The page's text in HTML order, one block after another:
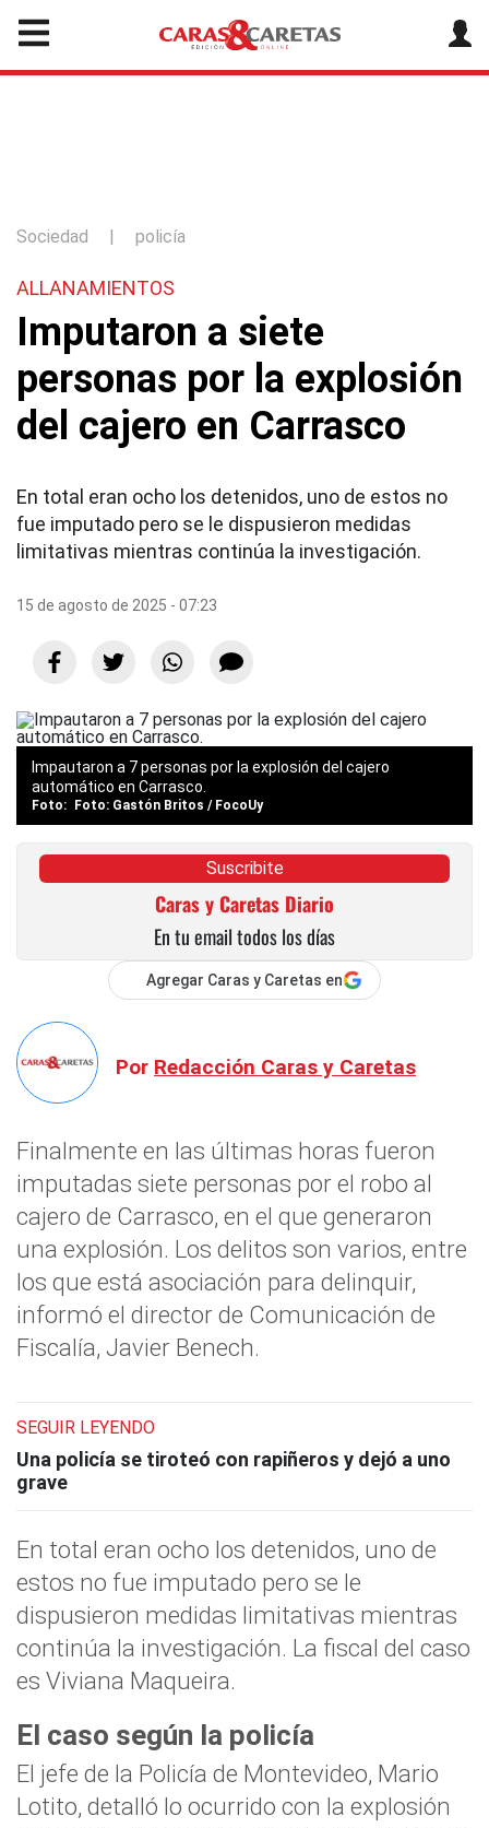
Sociedad | policía
ALLANAMIENTOS
Imputaron a siete
personas por la explosión
del cajero en Carrasco
En total eran ocho los detenidos, uno de estos no
fue imputado pero se le dispusieron medidas
limitativas mientras continúa la investigación.
15 de agosto de 2025 - 07:23
Impautaron a 7 personas por la explosión del cajero
automático en Carrasco.
Foto: Gastón Britos / FocoUy
Suscribite
Caras y Caretas Diario
En tu email todos los días
Agregar Caras y Caretas en
Por Redacción Caras y Caretas
Finalmente en las últimas horas fueron
imputadas siete personas por el robo al
cajero de Carrasco, en el que generaron
una explosión. Los delitos son varios, entre
los que está asociación para delinquir,
informó el director de Comunicación de
Fiscalía, Javier Benech.
SEGUIR LEYENDO
Una policía se tiroteó con rapiñeros y dejó a uno
grave
En total eran ocho los detenidos, uno de
estos no fue imputado pero se le
dispusieron medidas limitativas mientras
continúa la investigación. La fiscal del caso
es Viviana Maqueira.
El caso según la policía
El jefe de la Policía de Montevideo, Mario
Lotito, detalló lo ocurrido con la explosión